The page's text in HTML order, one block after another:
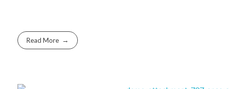
Read More